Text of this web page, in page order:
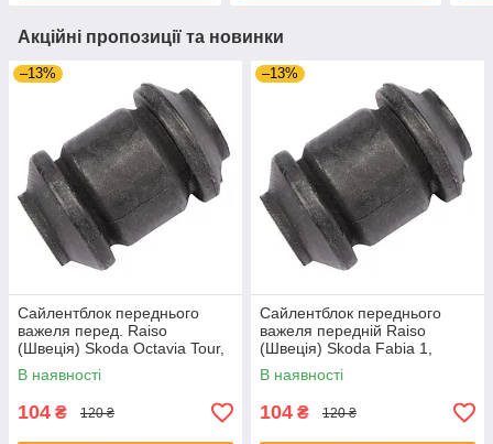
Акційні пропозиції та новинки
–13%
Сайлентблок переднього
важеля перед. Raiso
(Швеція) Skoda Octavia Tour,
Октавія Тур 96- #RL-1J0182V
UAJOTLS4
В наявності
104 ₴ 120 ₴
–13%
Сайлентблок переднього
важеля передній Raiso
(Швеція) Skoda Fabia 1,
Шкода Фабія 1 99-08 #RL-
1J0182V UAXPUCH4
В наявності
104 ₴ 120 ₴